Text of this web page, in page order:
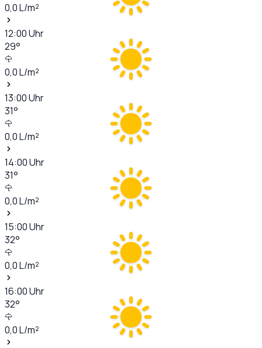
0,0L/m²
12:00Uhr
29°
0,0L/m²
13:00Uhr
31°
0,0L/m²
14:00Uhr
31°
0,0L/m²
15:00Uhr
32°
0,0L/m²
16:00Uhr
32°
0,0L/m²